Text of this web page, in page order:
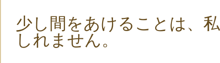
少し間をあけることは、
しれません。